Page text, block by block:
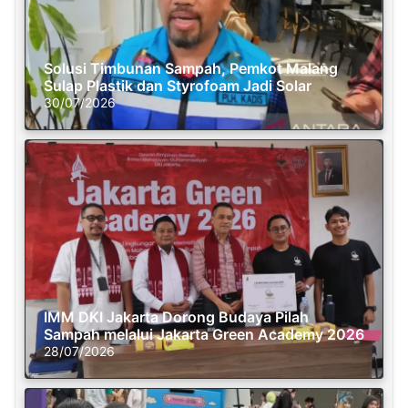
Solusi Timbunan Sampah, Pemkot Malang
Sulap Plastik dan Styrofoam Jadi Solar
30/07/2026
IMM DKI Jakarta Dorong Budaya Pilah
Sampah melalui Jakarta Green Academy 2026
28/07/2026